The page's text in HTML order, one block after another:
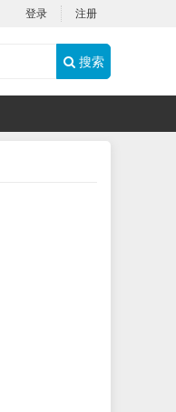
登录 注册
搜索